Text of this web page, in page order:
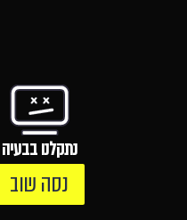
נתקלנו בבעיה
נסה שוב